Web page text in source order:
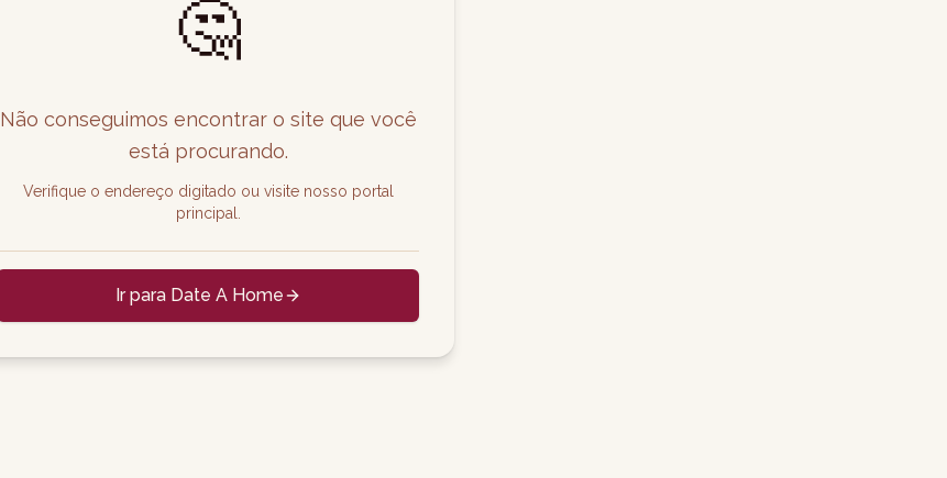
🤔
Não conseguimos encontrar o site que você
está procurando.
Verifique o endereço digitado ou visite nosso portal
principal.
Ir para Date A Home